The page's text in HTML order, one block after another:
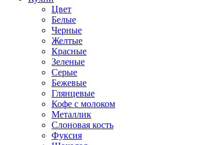
Цвет
Белые
Черные
Желтые
Красные
Зеленые
Серые
Бежевые
Глянцевые
Кофе с молоком
Металлик
Слоновая кость
Фуксия